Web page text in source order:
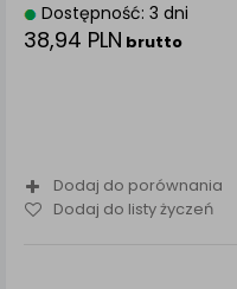
Dostępność: 3 dni
38,94 PLN brutto
Dodaj do porównania
Dodaj do listy życzeń